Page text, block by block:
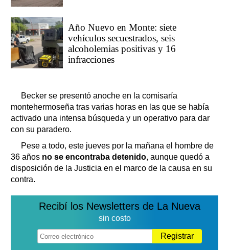
Año Nuevo en Monte: siete
vehículos secuestrados, seis
alcoholemias positivas y 16
infracciones
Becker se presentó anoche en la comisaría
montehermoseña tras varias horas en las que se había
activado una intensa búsqueda y un operativo para dar
con su paradero.
Pese a todo, este jueves por la mañana el hombre de
36 años no se encontraba detenido, aunque quedó a
disposición de la Justicia en el marco de la causa en su
contra.
Recibí los Newsletters de La Nueva
sin costo
Registrar